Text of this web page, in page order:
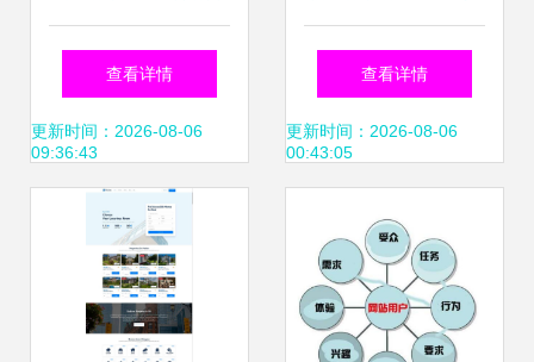
用网站效果图助力
旷鑫发展？
查看详情
更新时间：2026-08-06
09:36:43
略 从设计到高端定
制的全方位解析
查看详情
更新时间：2026-08-06
00:43:05